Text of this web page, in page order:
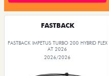
FASTBACK
FASTBACK IMPETUS TURBO 200 HYBRID FLEX
AT 2026
2026/2026